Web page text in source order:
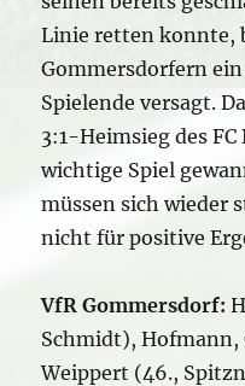
Linie retten konnte,
Gommersdorfern
Spielende versagt.
3:1-Heimsieg des
wichtige Spiel
müssen sich wieder
nicht für positive
VfR Gommersdorf:
Schmidt), Hofmann,
Weippert (46.,